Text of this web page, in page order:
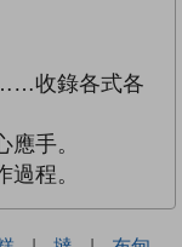
收錄各式各
手。
程。